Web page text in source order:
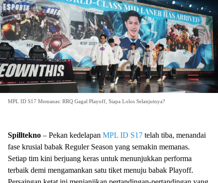
MPL ID S17 Memanas: RRQ Gagal Playoff, Siapa Lolos Selanjutnya?
Spilltekno – Pekan kedelapan MPL ID S17 telah tiba, menandai
fase krusial babak Reguler Season yang semakin memanas.
Setiap tim kini berjuang keras untuk menunjukkan performa
terbaik demi mengamankan satu tiket menuju babak Playoff.